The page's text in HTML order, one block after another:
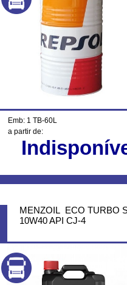
Emb: 1 TB-60L
a partir de:
MENZOIL ECO TURBO
10W40 API CJ-4